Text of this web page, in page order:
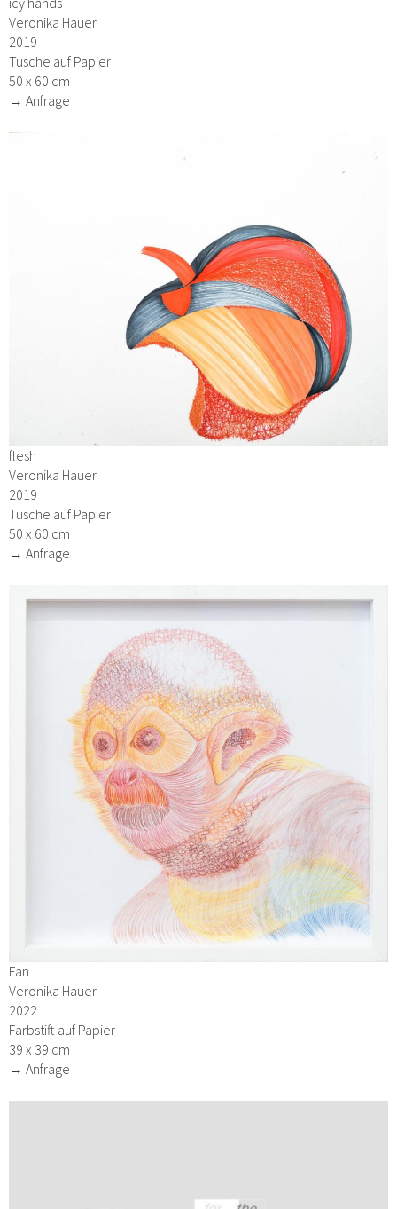
Veronika Hauer
2019
Tusche auf Papier
50 x 60 cm
→ Anfrage
flesh
Veronika Hauer
2019
Tusche auf Papier
50 x 60 cm
→ Anfrage
Fan
Veronika Hauer
2022
Farbstift auf Papier
39 x 39 cm
→ Anfrage